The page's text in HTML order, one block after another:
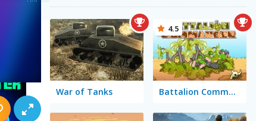
War of Tanks Battalion Commander
4.5